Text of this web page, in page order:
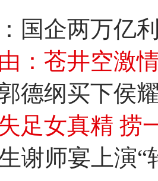
国企两万亿
：苍井空激
德纲买下侯
足女真精 捞
谢师宴上演“